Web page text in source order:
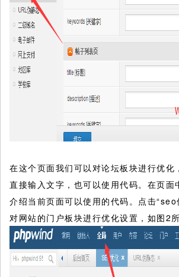
在这个页面我们可以对论坛板块进行优化
直接输入文字，也可以使用代码。在页面
介绍当前页面可以使用的代码。点击“seo
对网站的门户板块进行优化设置，如图2所